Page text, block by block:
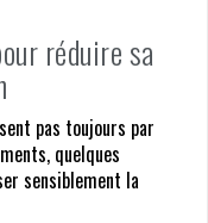
réduire sa
pas toujours par
quelques
sensiblement la